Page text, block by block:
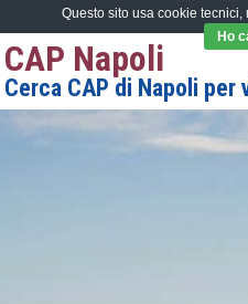
CAP Napoli
Cerca CAP di Napoli per
Questo sito usa cookie
Ho